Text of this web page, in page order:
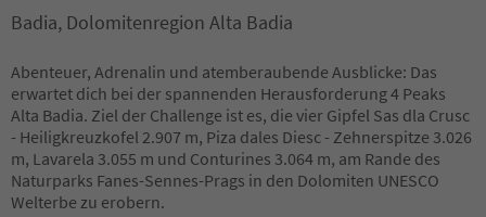
Badia, Dolomitenregion Alta Badia
Abenteuer, Adrenalin und atemberaubende Ausblicke: Das
erwartet dich bei der spannenden Herausforderung 4 Peaks
Alta Badia. Ziel der Challenge ist es, die vier Gipfel Sas dla Crusc
- Heiligkreuzkofel 2.907 m, Piza dales Diesc - Zehnerspitze 3.026
m, Lavarela 3.055 m und Conturines 3.064 m, am Rande des
Naturparks Fanes-Sennes-Prags in den Dolomiten UNESCO
Welterbe zu erobern.